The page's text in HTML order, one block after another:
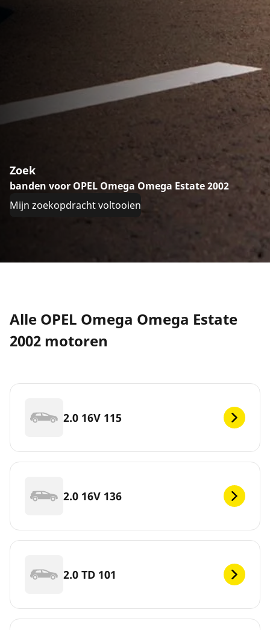
Zoek
banden voor OPEL Omega Omega Estate 2002
Mijn zoekopdracht voltooien
Alle OPEL Omega Omega Estate
2002 motoren
2.0 16V 115
2.0 16V 136
2.0 TD 101